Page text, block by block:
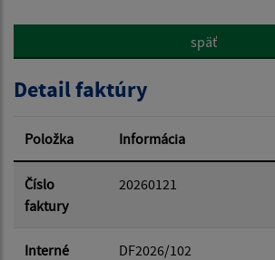
Hľadať v:
Dátum od:
Dátum do:
späť
Detail faktúry
Položka Informácia
Číslo
faktury
20260121
Interné
DF2026/102